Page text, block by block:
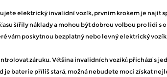
elektrický invalidní vozík, prvním krokem je najít
času šířily náklady a mohou být dobrou volbou pro lidi
vám poskytnou bezplatný nebo levný elektrický
záruku. Většina invalidních vozíků přichází s
je baterie příliš stará, možná nebudete moci získat